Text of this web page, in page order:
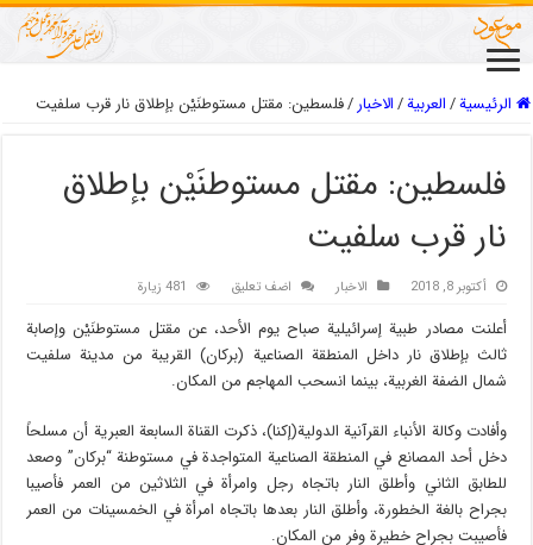
الرئيسية/العربیة/الاخبار/فلسطين: مقتل مستوطنَيْن بإطلاق نار قرب سلفيت
فلسطين: مقتل مستوطنَيْن بإطلاق
نار قرب سلفيت
أكتوبر 8, 2018 الاخبار اضف تعليق 481 زيارة
أعلنت مصادر طبية إسرائيلية صباح يوم الأحد، عن مقتل مستوطنَيْن وإصابة
ثالث بإطلاق نار داخل المنطقة الصناعية (بركان) القريبة من مدينة سلفيت
شمال الضفة الغربية، بينما انسحب المهاجم من المكان.
وأفادت وكالة الأنباء القرآنية الدولية(إکنا)، ذكرت القناة السابعة العبرية أن مسلحاً
دخل أحد المصانع في المنطقة الصناعية المتواجدة في مستوطنة “بركان” وصعد
للطابق الثاني وأطلق النار باتجاه رجل وامرأة في الثلاثين من العمر فأصيبا
بجراح بالغة الخطورة، وأطلق النار بعدها باتجاه امرأة في الخمسينات من العمر
فأصيبت بجراح خطيرة وفر من المكان.